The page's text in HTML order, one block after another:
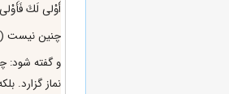
أَوْلى‌ لَكَ فَأَوْلى‌ «34» ثُمَّ أَوْلى‌ لَكَ
چنين نيست
و گفته شود:
نماز گزارد.